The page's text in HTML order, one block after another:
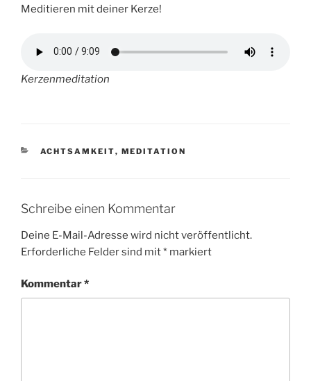
Meditieren mit deiner Kerze!
Kerzenmeditation
KATEGORIEN
ACHTSAMKEIT, MEDITATION
Schreibe einen Kommentar
Deine E-Mail-Adresse wird nicht veröffentlicht.
Erforderliche Felder sind mit* markiert
Kommentar*